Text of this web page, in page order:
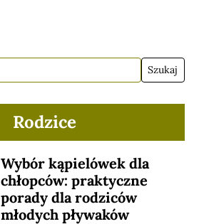
Rodzice
Wybór kąpielówek dla
chłopców: praktyczne
porady dla rodziców
młodych pływaków